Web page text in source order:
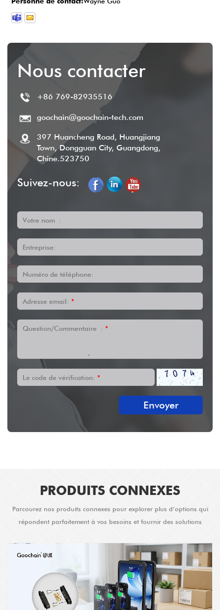
fois la production terminée, le délai de
ouvrables
, et nous fournissons un service
après-vente complet pour garantir la
satisfaction du client.
Nous contacter
+86 769-82935516
goochain@goochain-tech.com
397 Huancheng Road, Huangjiang
Town, Dongguan City, Guangdong,
Chine.523750
Suivez-nous:
Votre nom :
Entreprise:
Numéro de téléphone:
Adresse email: *
Question/Commentaire : *
Le code de vérification: *
Envoyer
PRODUITS CONNEXES
Parcourez nos produits connexes pour explorer plus d’options qui
répondent parfaitement à vos besoins et fournir des solutions